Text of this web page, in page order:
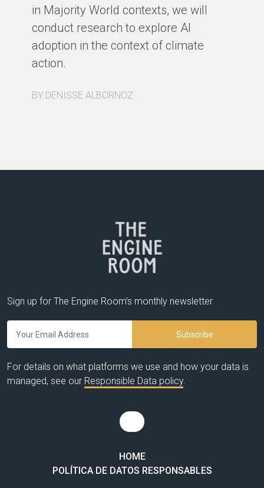
in Majority World contexts, we will
conduct research to explore AI
adoption in the context of climate
action.
BY DENISSE ALBORNOZ
Sign up for The Engine Room’s monthly newsletter
For details on what platforms we use and how your data is
managed, see our Responsible Data policy.
HOME
POLÍTICA DE DATOS RESPONSABLES